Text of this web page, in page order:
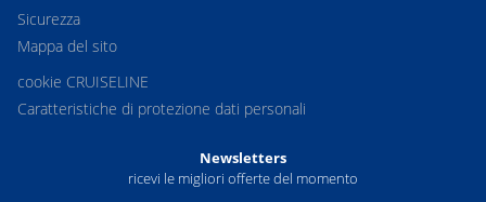
Sicurezza
Mappa del sito
cookie CRUISELINE
Caratteristiche di protezione dati personali
Newsletters
ricevi le migliori offerte del momento